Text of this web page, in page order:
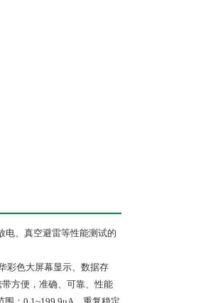
电、真空避雷等性能测试的
彩色大屏幕显示、数据存
方便，准确、可靠、性能